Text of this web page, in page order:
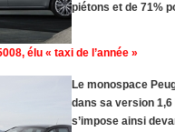
piétons et de 71%
élu « taxi de l’année »
Le monospace
dans sa version
s’impose ainsi